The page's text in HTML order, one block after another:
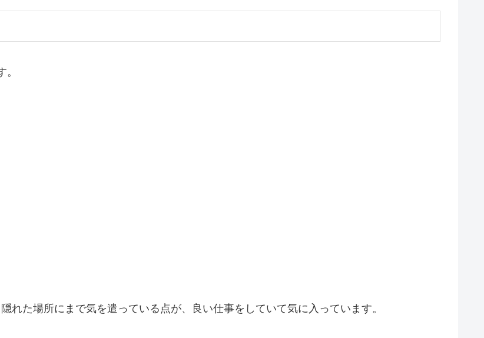
れた場所にまで気を遣っている点が、良い仕事をしていて気に入っています。